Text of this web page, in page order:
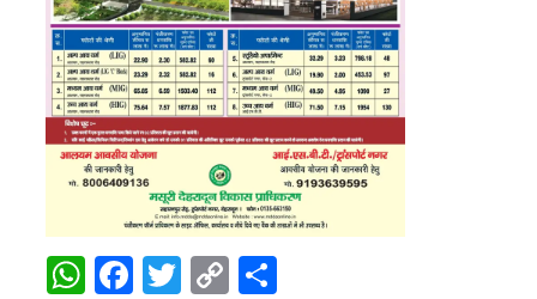
WhatsApp
Facebook
Twitter
Copy